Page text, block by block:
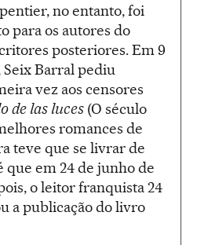
no entanto, foi
para os autores do
posteriores. Em 9
Seix Barral pediu
vez aos censores
de las luces (O século
romances de
teve que se livrar de
que em 24 de junho de
o leitor franquista 24
a publicação do livro